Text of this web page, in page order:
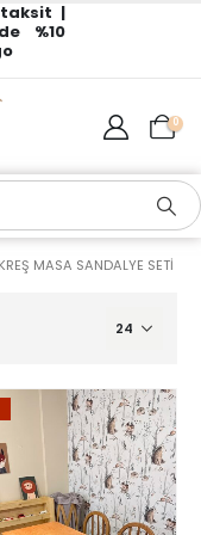
taksit |
%10
0
KREŞ MASA SANDALYE SETI